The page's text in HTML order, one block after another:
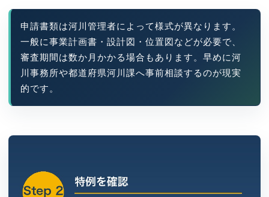
申請書類は河川管理者によって様式が異なります。
一般に事業計画書・設計図・位置図などが必要で、
審査期間は数か月かかる場合もあります。早めに河
川事務所や都道府県河川課へ事前相談するのが現実
的です。